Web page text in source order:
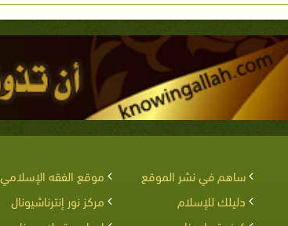
ساهم في نشر الموقع
موقع الفقه الإسلامي
دليلك للإسلام
مركز نور إنترناشيونال